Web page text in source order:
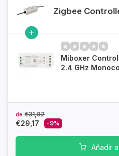
Zigbee
Miboxer
2.4 GHz
de €31,82
€29,17 -9%
Añadir